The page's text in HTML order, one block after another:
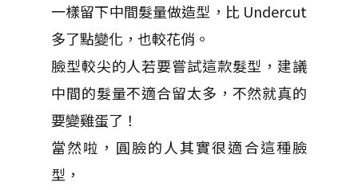
一樣留下中間髮量做造型，比 Undercut
多了點變化，也較花俏。
臉型較尖的人若要嘗試這款髮型，建議
中間的髮量不適合留太多，不然就真的
要變雞蛋了！
當然啦，圓臉的人其實很適合這種臉
型，